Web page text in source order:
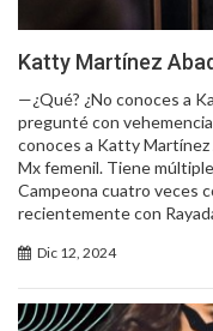
Katty Martínez
—¿Qué? ¿No conoces a
pregunté con vehemencia
conoces a Katty Martínez
Mx femenil. Tiene
Campeona cuatro veces
recientemente con
Dic 12, 2024